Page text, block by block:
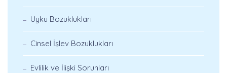
Uyku Bozuklukları
Cinsel İşlev Bozuklukları
Evlilik ve İlişki Sorunları